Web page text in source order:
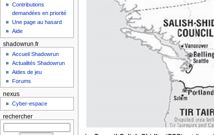
Contributions
demandées en priorité
Une page au hasard
Aide
shadowrun.fr
Accueil Shadowrun
Actualités Shadowrun
Aides de jeu
Forums
nexus
Cyber-espace
rechercher